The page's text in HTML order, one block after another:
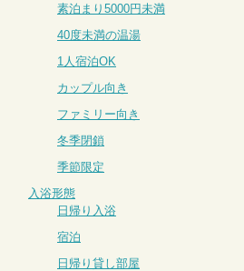
素泊まり5000円未満
40度未満の温湯
1人宿泊OK
カップル向き
ファミリー向き
冬季閉鎖
季節限定
入浴形態
日帰り入浴
宿泊
日帰り貸し部屋